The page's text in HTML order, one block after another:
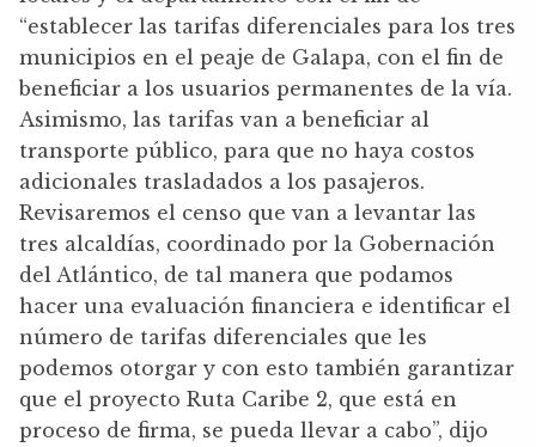
“establecer las tarifas diferenciales para los tres
municipios en el peaje de Galapa, con el fin de
beneficiar a los usuarios permanentes de la vía.
Asimismo, las tarifas van a beneficiar al
transporte público, para que no haya costos
adicionales trasladados a los pasajeros.
Revisaremos el censo que van a levantar las
tres alcaldías, coordinado por la Gobernación
del Atlántico, de tal manera que podamos
hacer una evaluación financiera e identificar el
número de tarifas diferenciales que les
podemos otorgar y con esto también garantizar
que el proyecto Ruta Caribe 2, que está en
proceso de firma, se pueda llevar a cabo”, dijo